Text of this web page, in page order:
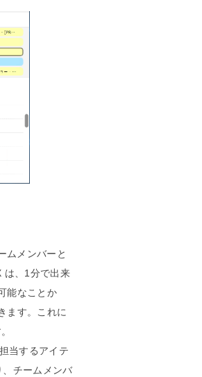
ムメンバーと
は、1分で出来
能なことか
ます。これに
当するアイテ
チームメンバ